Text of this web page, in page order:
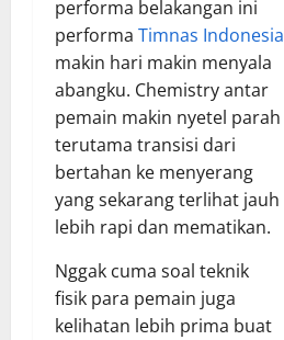
performa belakangan ini
performa Timnas Indonesia
makin hari makin menyala
abangku. Chemistry antar
pemain makin nyetel parah
terutama transisi dari
bertahan ke menyerang
yang sekarang terlihat jauh
lebih rapi dan mematikan.
Nggak cuma soal teknik
fisik para pemain juga
kelihatan lebih prima buat